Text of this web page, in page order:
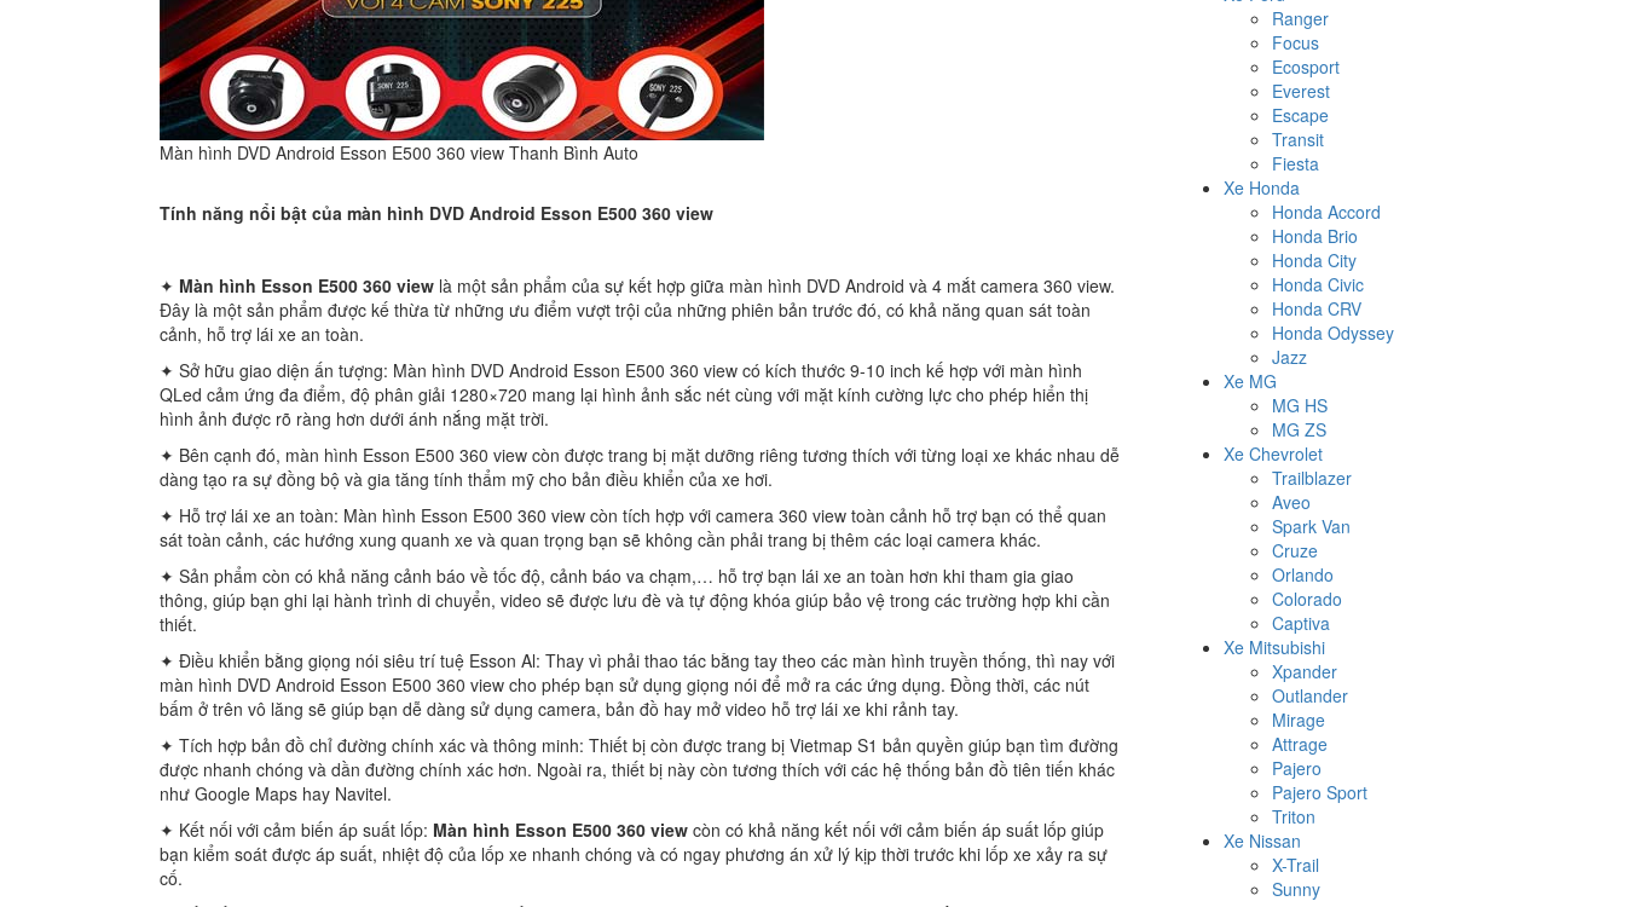
Màn hình DVD Android Esson E500 360 view Thanh Bình Auto
Tính năng nổi bật của màn hình DVD Android Esson E500 360 view
✦ Màn hình Esson E500 360 view là một sản phẩm của sự kết hợp giữa màn hình DVD Android và 4 mắt camera 360 view.
Đây là một sản phẩm được kế thừa từ những ưu điểm vượt trội của những phiên bản trước đó, có khả năng quan sát toàn
cảnh, hỗ trợ lái xe an toàn.
✦ Sở hữu giao diện ấn tượng: Màn hình DVD Android Esson E500 360 view có kích thước 9-10 inch kế hợp với màn hình
QLed cảm ứng đa điểm, độ phân giải 1280×720 mang lại hình ảnh sắc nét cùng với mặt kính cường lực cho phép hiển thị
hình ảnh được rõ ràng hơn dưới ánh nắng mặt trời.
✦ Bên cạnh đó, màn hình Esson E500 360 view còn được trang bị mặt dưỡng riêng tương thích với từng loại xe khác nhau dễ
dàng tạo ra sự đồng bộ và gia tăng tính thẩm mỹ cho bản điều khiển của xe hơi.
✦ Hỗ trợ lái xe an toàn: Màn hình Esson E500 360 view còn tích hợp với camera 360 view toàn cảnh hỗ trợ bạn có thể quan
sát toàn cảnh, các hướng xung quanh xe và quan trọng bạn sẽ không cần phải trang bị thêm các loại camera khác.
✦ Sản phẩm còn có khả năng cảnh báo về tốc độ, cảnh báo va chạm,… hỗ trợ bạn lái xe an toàn hơn khi tham gia giao
thông, giúp bạn ghi lại hành trình di chuyển, video sẽ được lưu đè và tự động khóa giúp bảo vệ trong các trường hợp khi cần
thiết.
✦ Điều khiển bằng giọng nói siêu trí tuệ Esson Al: Thay vì phải thao tác bằng tay theo các màn hình truyền thống, thì nay với
màn hình DVD Android Esson E500 360 view cho phép bạn sử dụng giọng nói để mở ra các ứng dụng. Đồng thời, các nút
bấm ở trên vô lăng sẽ giúp bạn dễ dàng sử dụng camera, bản đồ hay mở video hỗ trợ lái xe khi rảnh tay.
✦ Tích hợp bản đồ chỉ đường chính xác và thông minh: Thiết bị còn được trang bị Vietmap S1 bản quyền giúp bạn tìm đường
được nhanh chóng và dần đường chính xác hơn. Ngoài ra, thiết bị này còn tương thích với các hệ thống bản đồ tiên tiến khác
như Google Maps hay Navitel.
✦ Kết nối với cảm biến áp suất lốp: Màn hình Esson E500 360 view còn có khả năng kết nối với cảm biến áp suất lốp giúp
bạn kiểm soát được áp suất, nhiệt độ của lốp xe nhanh chóng và có ngay phương án xử lý kịp thời trước khi lốp xe xảy ra sự
cố.
Ranger
Focus
Ecosport
Everest
Escape
Transit
Fiesta
Xe Honda
Honda Accord
Honda Brio
Honda City
Honda Civic
Honda CRV
Honda Odyssey
Jazz
Xe MG
MG HS
MG ZS
Xe Chevrolet
Trailblazer
Aveo
Spark Van
Cruze
Orlando
Colorado
Captiva
Xe Mitsubishi
Xpander
Outlander
Mirage
Attrage
Pajero
Pajero Sport
Triton
Xe Nissan
X-Trail
Sunny